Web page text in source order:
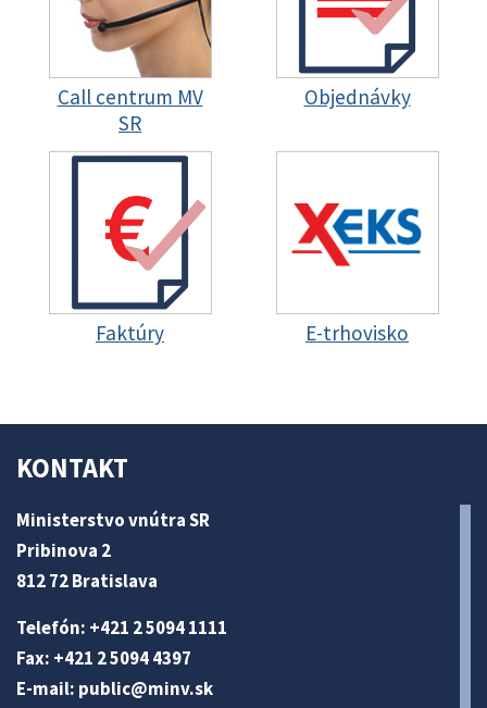
Call centrum MV
SR
Objednávky
Faktúry E-trhovisko
KONTAKT
Ministerstvo vnútra SR
Pribinova 2
812 72 Bratislava
Telefón: +421 2 5094 1111
Fax: +421 2 5094 4397
E-mail: public@minv.sk